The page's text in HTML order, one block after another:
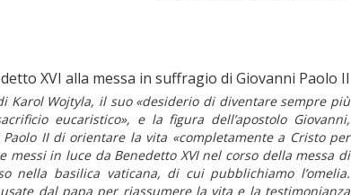
XVI alla messa in suffragio di Giovanni Paolo II
Wojtyla, il suo «desiderio di diventare sempre più
eucaristico», e la figura dell’apostolo Giovanni,
II di orientare la vita «completamente a Cristo per
in luce da Benedetto XVI nel corso della messa di
basilica vaticana, di cui pubblichiamo l’omelia.
dal papa per riassumere la vita e la testimonianza